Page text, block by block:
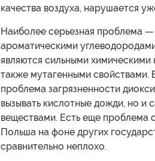
качества воздуха, нарушается
Наиболее серьезная проблема —
ароматическими
являются сильными
также мутагенными свойствами.
проблема загрязненности
вызывать кислотные дожди, но и
веществами. Есть еще проблема
Польша на фоне других
сравнительно неплохо.